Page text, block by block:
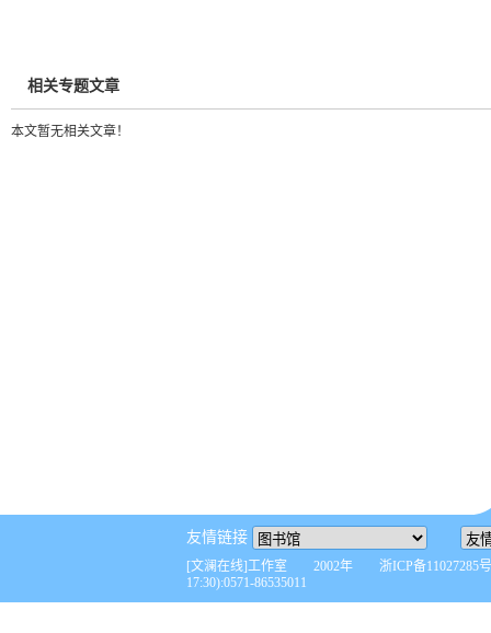
相关专题文章
本文暂无相关文章！
友情链接
[文澜在线]工作室 2002年 浙ICP备11027285
17:30):0571-86535011